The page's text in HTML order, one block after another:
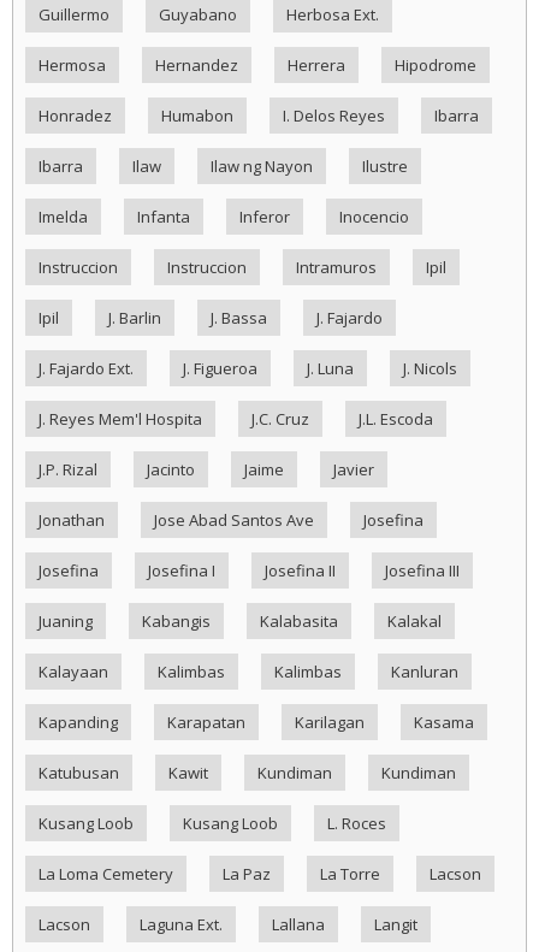
Guillermo Guyabano Herbosa Ext.
Hermosa Hernandez Herrera Hipodrome
Honradez Humabon I. Delos Reyes Ibarra
Ibarra Ilaw Ilaw ng Nayon Ilustre
Imelda Infanta Inferor Inocencio
Instruccion Instruccion Intramuros Ipil
Ipil J. Barlin J. Bassa J. Fajardo
J. Fajardo Ext. J. Figueroa J. Luna J. Nicols
J. Reyes Mem'l Hospita J.C. Cruz J.L. Escoda
J.P. Rizal Jacinto Jaime Javier
Jonathan Jose Abad Santos Ave Josefina
Josefina Josefina I Josefina II Josefina III
Juaning Kabangis Kalabasita Kalakal
Kalayaan Kalimbas Kalimbas Kanluran
Kapanding Karapatan Karilagan Kasama
Katubusan Kawit Kundiman Kundiman
Kusang Loob Kusang Loob L. Roces
La Loma Cemetery La Paz La Torre Lacson
Lacson Laguna Ext. Lallana Langit